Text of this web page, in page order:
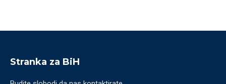
Stranka za BiH